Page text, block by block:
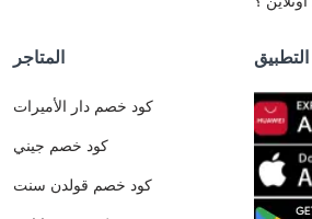
المتاجر
كود خصم دار الأميرات
كود خصم جيني
كود خصم قولدن سنت